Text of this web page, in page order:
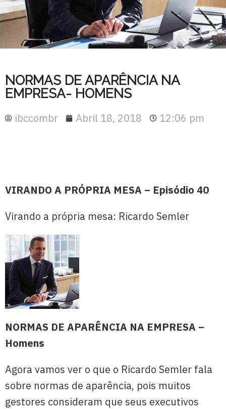
NORMAS DE APARÊNCIA NA
EMPRESA- HOMENS
ibccombr Abril 18, 2018 12:06 pm
VIRANDO A PRÓPRIA MESA – Episódio 40
Virando a própria mesa: Ricardo Semler
NORMAS DE APARÊNCIA NA EMPRESA –
Homens
Agora vamos ver o que o Ricardo Semler fala
sobre normas de aparência, pois muitos
gestores consideram que seus executivos